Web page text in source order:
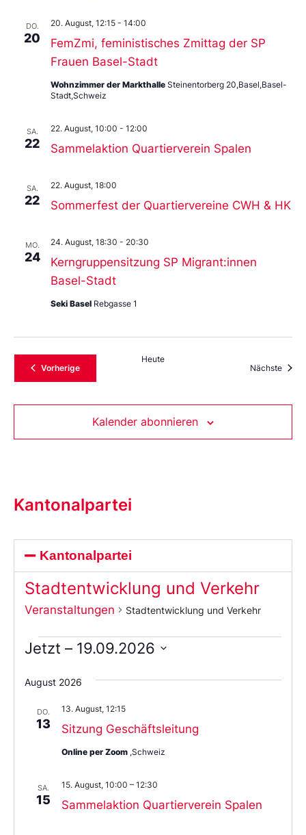
DO.
20
FemZmi, feministisches Zmittag der SP
Frauen Basel-Stadt
20. August, 12:15 - 14:00
Wohnzimmer der Markthalle Steinentorberg 20,Basel,Basel-
Stadt,Schweiz
SA.
22 Sammelaktion Quartierverein Spalen
22. August, 10:00 - 12:00
SA.
22 Sommerfest der Quartiervereine CWH & HK
22. August, 18:00
MO.
24
Kerngruppensitzung SP Migrant:innen
Basel-Stadt
24. August, 18:30 - 20:30
Seki Basel Rebgasse 1
VorherigeVeranstaltungen
Heute
Nächste
Kalender abonnieren
Kantonalpartei
Kantonalpartei
Stadtentwicklung und Verkehr
Veranstaltungen Stadtentwicklung und Verkehr
Jetzt – 19.09.2026
Sie
das
aus.
August 2026
DO.
13 Sitzung Geschäftsleitung
13. August, 12:15
Online per Zoom ,Schweiz
SA.
15 Sammelaktion Quartierverein Spalen
15. August, 10:00 – 12:30